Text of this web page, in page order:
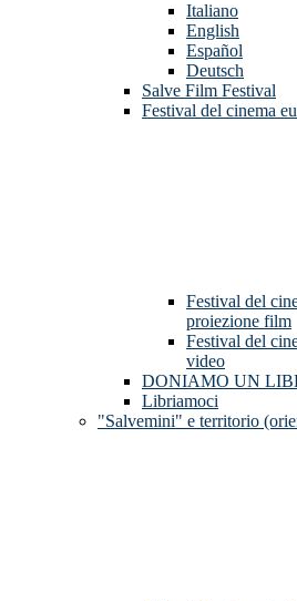
Italiano
English
Español
Deutsch
Salve Film Festival
Festival del cinema
Festival del
proiezione film
Festival del
video
DONIAMO UN
Libriamoci
"Salvemini" e territorio